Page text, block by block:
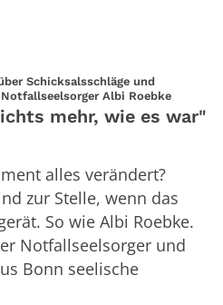
Schicksalsschläge und
Albi Roebke:
mehr, wie es war"
alles verändert?
zur Stelle, wenn das
So wie Albi Roebke.
Notfallseelsorger und
Bonn seelische